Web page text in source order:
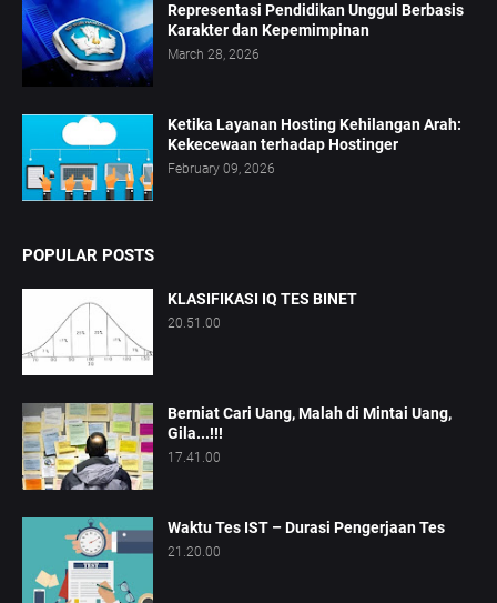
Representasi Pendidikan Unggul Berbasis
Karakter dan Kepemimpinan
March 28, 2026
Ketika Layanan Hosting Kehilangan Arah:
Kekecewaan terhadap Hostinger
February 09, 2026
POPULAR POSTS
KLASIFIKASI IQ TES BINET
20.51.00
Berniat Cari Uang, Malah di Mintai Uang,
Gila...!!!
17.41.00
Waktu Tes IST – Durasi Pengerjaan Tes
21.20.00